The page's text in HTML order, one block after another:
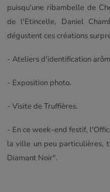
puisqu'une ribambelle de
de l'Etincelle, Daniel
dégustent ces créations
- Ateliers d'identification
- Exposition photo.
- Visite de Truffières.
- En ce week-end festif,
la ville un peu particulières,
Diamant Noir".